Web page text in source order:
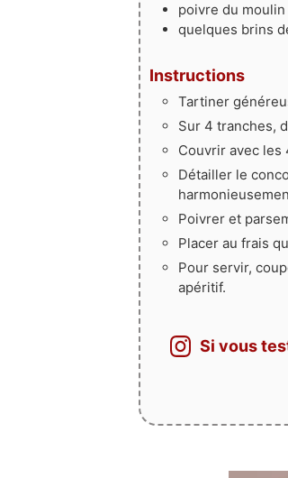
poivre du moulin
quelques brins
Instructions
Tartiner
Sur 4 tranches,
Couvrir avec les
Détailler le
Poivrer et
Placer au frais
Pour servir,
apéritif.
Si vous